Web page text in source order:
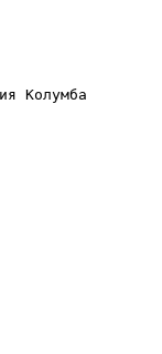
Колумба